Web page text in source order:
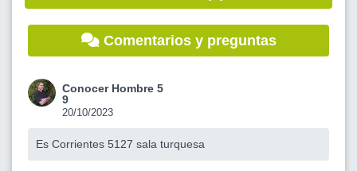
Comentarios y preguntas
Conocer Hombre 5
9
20/10/2023
Es Corrientes 5127 sala turquesa